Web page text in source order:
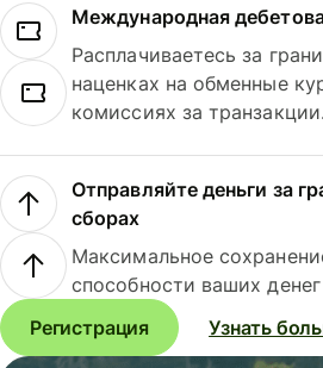
Международная
Расплачиваетесь за
наценках на обменные
комиссиях за транзакции.
Отправляйте деньги за
сборах
Максимальное
способности ваших
Регистрация
Узнать